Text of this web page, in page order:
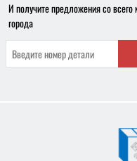
И получите предложения со
города